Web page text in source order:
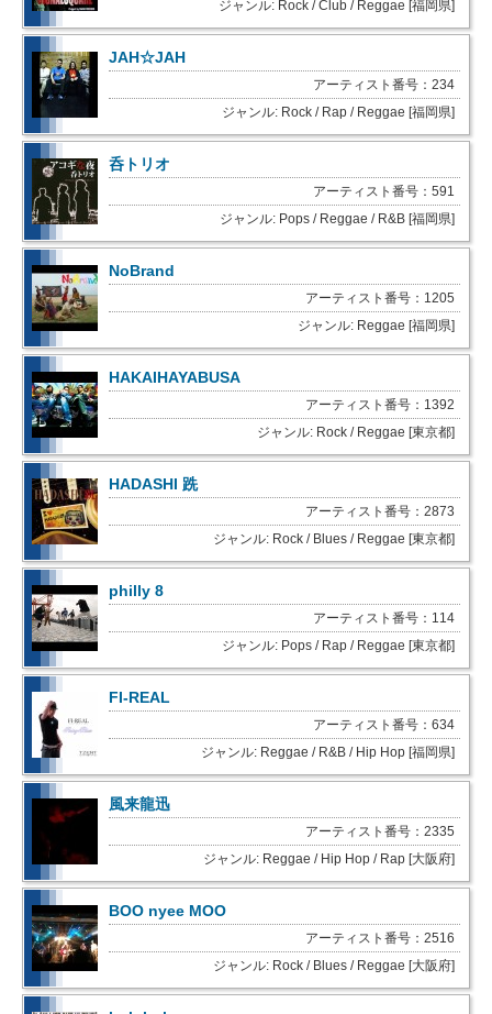
ジャンル: Rock / Club / Reggae [福岡県]
JAH☆JAH
アーティスト番号：234
ジャンル: Rock / Rap / Reggae [福岡県]
呑トリオ
アーティスト番号：591
ジャンル: Pops / Reggae / R&B [福岡県]
NoBrand
アーティスト番号：1205
ジャンル: Reggae [福岡県]
HAKAIHAYABUSA
アーティスト番号：1392
ジャンル: Rock / Reggae [東京都]
HADASHI 跣
アーティスト番号：2873
ジャンル: Rock / Blues / Reggae [東京都]
philly 8
アーティスト番号：114
ジャンル: Pops / Rap / Reggae [東京都]
FI-REAL
アーティスト番号：634
ジャンル: Reggae / R&B / Hip Hop [福岡県]
風来龍迅
アーティスト番号：2335
ジャンル: Reggae / Hip Hop / Rap [大阪府]
BOO nyee MOO
アーティスト番号：2516
ジャンル: Rock / Blues / Reggae [大阪府]